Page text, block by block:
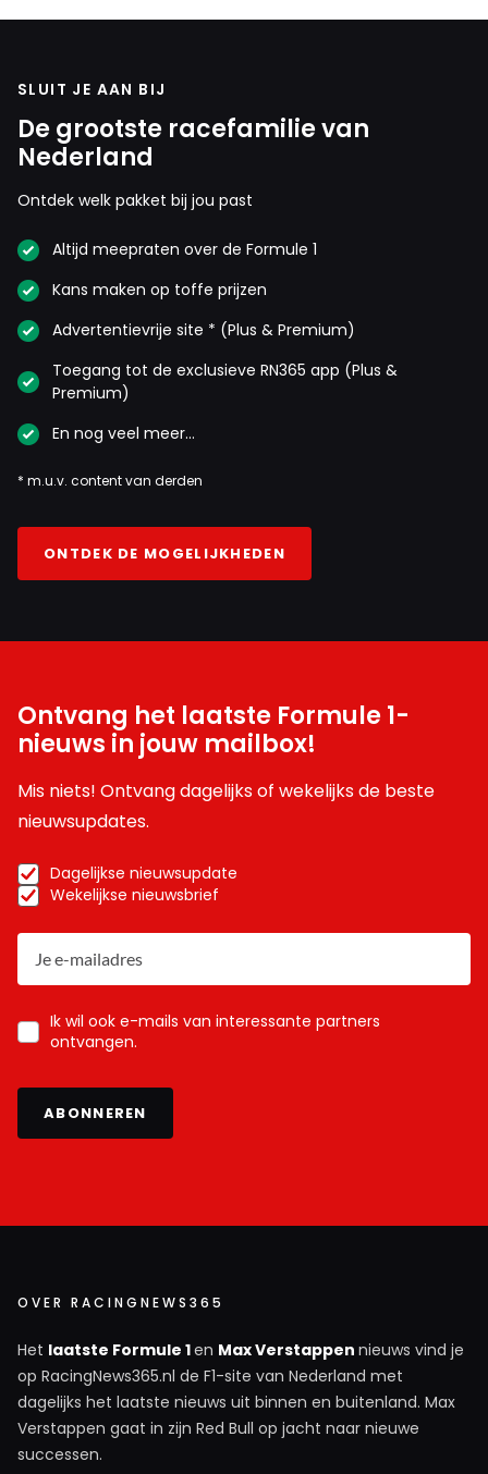
SLUIT JE AAN BIJ
De grootste racefamilie van
Nederland
Ontdek welk pakket bij jou past
Altijd meepraten over de Formule 1
Kans maken op toffe prijzen
Advertentievrije site * (Plus & Premium)
Toegang tot de exclusieve RN365 app (Plus &
Premium)
En nog veel meer…
* m.u.v. content van derden
ONTDEK DE MOGELIJKHEDEN
Ontvang het laatste Formule 1-
nieuws in jouw mailbox!
Mis niets! Ontvang dagelijks of wekelijks de beste
nieuwsupdates.
Dagelijkse nieuwsupdate
Wekelijkse nieuwsbrief
Ik wil ook e-mails van interessante partners
ontvangen.
ABONNEREN
OVER RACINGNEWS365
Het laatste Formule 1en Max Verstappen nieuws vind je
op RacingNews365.nl de F1-site van Nederland met
dagelijks het laatste nieuws uit binnen en buitenland. Max
Verstappen gaat in zijn Red Bull op jacht naar nieuwe
successen.